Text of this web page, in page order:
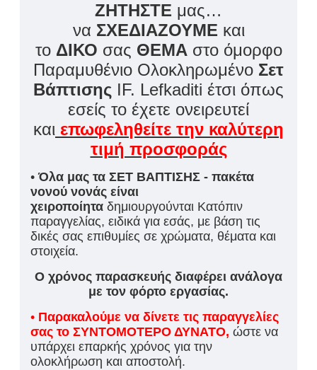
ΖΗΤΗΣΤΕ μας…
να ΣΧΕΔΙΑΖΟΥΜΕ και
το ΔΙΚΟ σας ΘΕΜΑστο όμορφο
Παραμυθένιο Ολοκληρωμένο Σετ
Βάπτισης IF. Lefkaditi έτσι όπως
εσείς το έχετε ονειρευτεί
και επωφεληθείτε την καλύτερη
τιμή προσφοράς
•Όλα μας τα ΣΕΤ ΒΑΠΤΙΣΗΣ - πακέτα
νονού νονάς είναι
χειροποίητα δημιουργούνται Κατόπιν
παραγγελίας, ειδικά για εσάς, με βάση τις
δικές σας επιθυμίες σε χρώματα, θέματα και
στοιχεία.
Ο χρόνος παρασκευής διαφέρει ανάλογα
με τον φόρτο εργασίας.
• Παρακαλούμε να δίνετε τις παραγγελίες
σας το ΣΥΝΤΟΜΟΤΕΡΟ ΔΥΝΑΤΟ, ώστε να
υπάρχει επαρκής χρόνος για την
ολοκλήρωση και αποστολή.